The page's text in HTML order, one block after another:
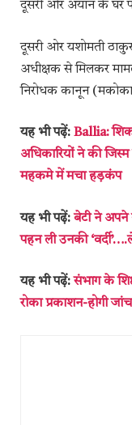
दूसरी ओर अयान के घर
दूसरी ओर यशोमती
अधीक्षक से मिलकर
निरोधक कानून
यह भी पढ़ें: Ballia:
अधिकारियों ने की
महकमे में मचा हड़कंप
यह भी पढ़ें: बेटी ने अपने
पहन ली उनकी
यह भी पढ़ें:संभाग के
रोका प्रकाशन-होगी जांच